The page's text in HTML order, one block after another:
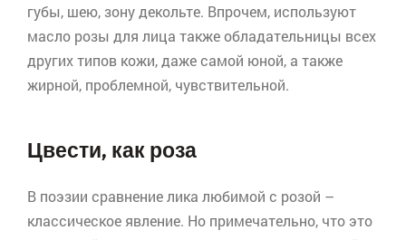
губы, шею, зону декольте. Впрочем, используют
масло розы для лица также обладательницы всех
других типов кожи, даже самой юной, а также
жирной, проблемной, чувствительной.
Цвести, как роза
В поэзии сравнение лика любимой с розой –
классическое явление. Но примечательно, что это